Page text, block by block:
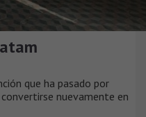
que ha pasado por
nuevamente en